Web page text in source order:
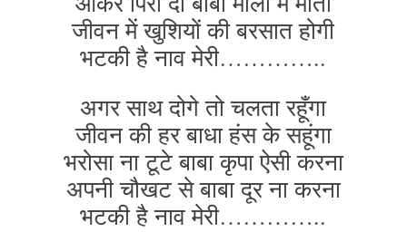
जीवन में खुशियों की बरसात होगी
भटकी है नाव मेरी…………..
अगर साथ दोगे तो चलता रहूँगा
जीवन की हर बाधा हंस के सहूंगा
भरोसा ना टूटे बाबा कृपा ऐसी करना
अपनी चौखट से बाबा दूर ना करना
भटकी है नाव मेरी…………..